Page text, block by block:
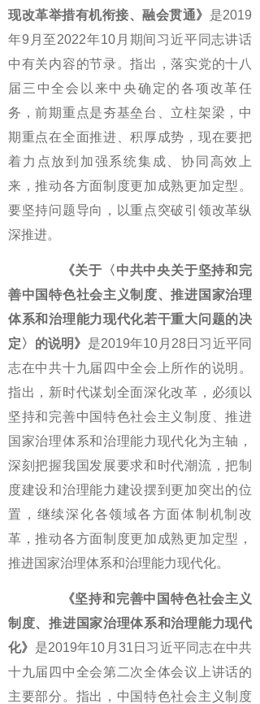
现改革举措有机衔接、融会贯通》 是2019
年9月至2022年10月期间习近平同志讲话
中有关内容的节录。指出，落实党的十八
届三中全会以来中央确定的各项改革任
务，前期重点是夯基垒台、立柱架梁，中
期重点在全面推进、积厚成势，现在要把
着力点放到加强系统集成、协同高效上
来，推动各方面制度更加成熟更加定型。
要坚持问题导向，以重点突破引领改革纵
深推进。
《关于〈中共中央关于坚持和完
善中国特色社会主义制度、推进国家治理
体系和治理能力现代化若干重大问题的决
定〉的说明》 是2019年10月28日习近平同
志在中共十九届四中全会上所作的说明。
指出，新时代谋划全面深化改革，必须以
坚持和完善中国特色社会主义制度、推进
国家治理体系和治理能力现代化为主轴，
深刻把握我国发展要求和时代潮流，把制
度建设和治理能力建设摆到更加突出的位
置，继续深化各领域各方面体制机制改
革，推动各方面制度更加成熟更加定型，
推进国家治理体系和治理能力现代化。
《坚持和完善中国特色社会主义
制度、推进国家治理体系和治理能力现代
化》 是2019年10月31日习近平同志在中共
十九届四中全会第二次全体会议上讲话的
主要部分。指出，中国特色社会主义制度